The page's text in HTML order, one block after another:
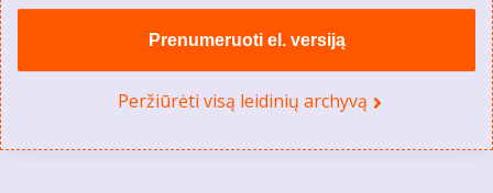
Prenumeruoti el. versiją
Peržiūrėti visą leidinių archyvą